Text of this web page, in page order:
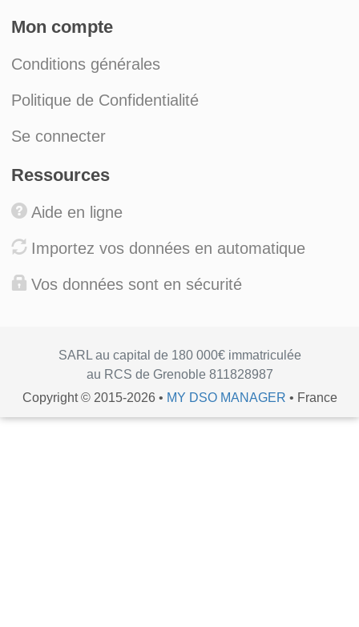
Mon compte
Conditions générales
Politique de Confidentialité
Se connecter
Ressources
Aide en ligne
Importez vos données en automatique
Vos données sont en sécurité
SARL au capital de 180 000€ immatriculée
au RCS de Grenoble 811828987
Copyright © 2015-2026 • MY DSO MANAGER • France